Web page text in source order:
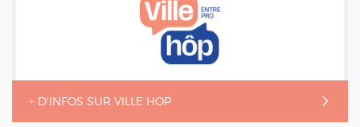
+ D'INFOS SUR VILLE HOP